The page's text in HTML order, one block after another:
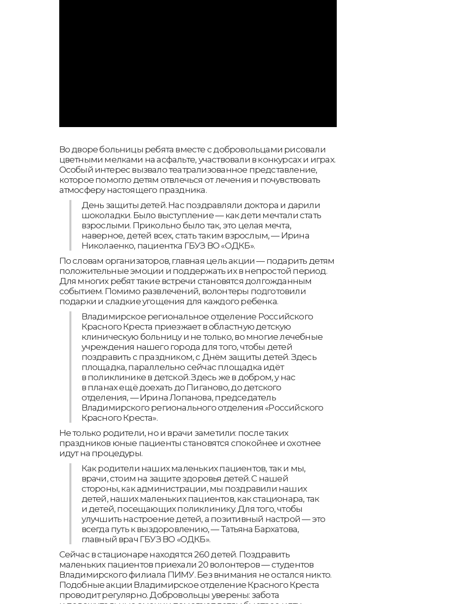
Во дворе больницы ребята вместе с добровольцами рисовали
цветными мелками на асфальте, участвовали в конкурсах и играх.
Особый интерес вызвало театрализованное представление,
которое помогло детям отвлечься от лечения и почувствовать
атмосферу настоящего праздника.
День защиты детей. Нас поздравляли доктора и дарили
шоколадки. Было выступление — как дети мечтали стать
взрослыми. Прикольно было так, это целая мечта,
наверное, детей всех, стать таким взрослым, — Ирина
Николаенко, пациентка ГБУЗ ВО «ОДКБ».
По словам организаторов, главная цель акции — подарить детям
положительные эмоции и поддержать их в непростой период.
Для многих ребят такие встречи становятся долгожданным
событием. Помимо развлечений, волонтеры подготовили
подарки и сладкие угощения для каждого ребенка.
Владимирское региональное отделение Российского
Красного Креста приезжает в областную детскую
клиническую больницу и не только, во многие лечебные
учреждения нашего города для того, чтобы детей
поздравить с праздником, с Днём защиты детей. Здесь
площадка, параллельно сейчас площадка идёт
в поликлинике в детской. Здесь же в добром, у нас
в планах ещё доехать до Пиганово, до детского
отделения, — Ирина Лопанова, председатель
Владимирского регионального отделения «Российского
Красного Креста».
Не только родители, но и врачи заметили: после таких
праздников юные пациенты становятся спокойнее и охотнее
идут на процедуры.
Как родители наших маленьких пациентов, так и мы,
врачи, стоим на защите здоровья детей. С нашей
стороны, как администрации, мы поздравили наших
детей, наших маленьких пациентов, как стационара, так
и детей, посещающих поликлинику. Для того, чтобы
улучшить настроение детей, а позитивный настрой — это
всегда путь к выздоровлению, — Татьяна Бархатова,
главный врач ГБУЗ ВО «ОДКБ».
Сейчас в стационаре находятся 260 детей. Поздравить
маленьких пациентов приехали 20 волонтеров — студентов
Владимирского филиала ПИМУ. Без внимания не остался никто.
Подобные акции Владимирское отделение Красного Креста
проводит регулярно. Добровольцы уверены: забота